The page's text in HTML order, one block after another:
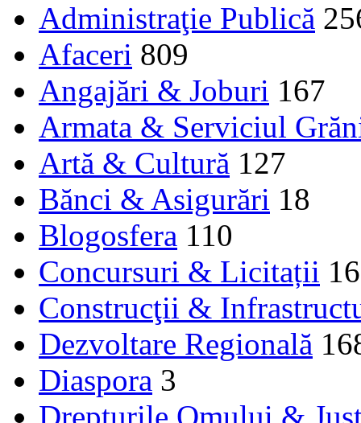
Administraţie Publică
Afaceri 809
Angajări & Joburi 167
Armata & Serviciul
Artă & Cultură 127
Bănci & Asigurări 18
Blogosfera 110
Concursuri & Licitații 16
Construcţii &
Dezvoltare Regională
Diaspora 3